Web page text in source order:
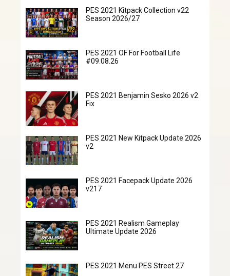
PES 2021 Kitpack Collection v22
Season 2026/27
PES 2021 OF For Football Life
#09.08.26
PES 2021 Benjamin Sesko 2026 v2
Fix
PES 2021 New Kitpack Update 2026
v2
PES 2021 Facepack Update 2026
v217
PES 2021 Realism Gameplay
Ultimate Update 2026
PES 2021 Menu PES Street 27